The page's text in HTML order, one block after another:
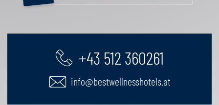
+43 512 360261
info@bestwellnesshotels.at